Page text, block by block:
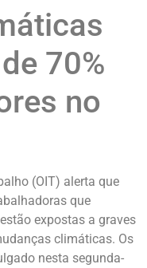
70%
no
(OIT) alerta que
que
expostas a graves
climáticas. Os
nesta segunda-